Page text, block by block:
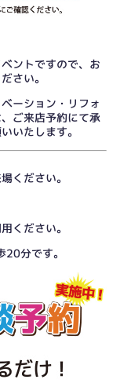
ントですので、お
さい。
ーション・リフォ
ご来店予約にて承
いたします。
ください。
ください。
分です。